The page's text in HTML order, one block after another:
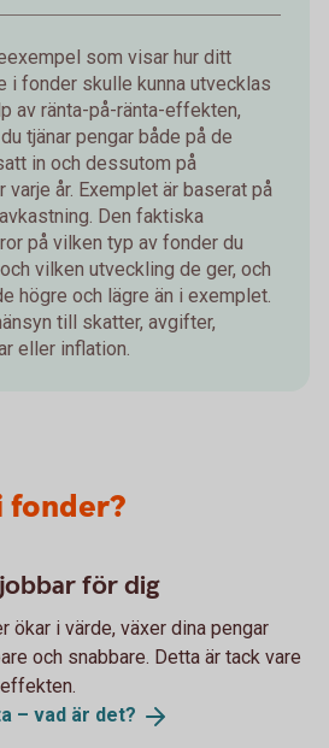
som visar hur ditt
i fonder skulle kunna utvecklas
av ränta-på-ränta-effekten,
tjänar pengar både på de
in och dessutom på
varje år. Exemplet är baserat på
Den faktiska
på vilken typ av fonder du
vilken utveckling de ger, och
högre och lägre än i exemplet.
till skatter, avgifter,
eller inflation.
fonder?
för dig
ökar i värde, växer dina pengar
och snabbare. Detta är tack vare
– vad är det?